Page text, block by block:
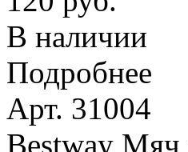
В наличии
Подробнее
Арт. 31004
Bestway Мяч